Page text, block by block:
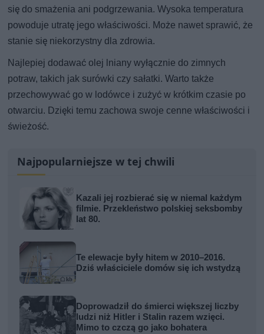
się do smażenia ani podgrzewania. Wysoka temperatura
powoduje utratę jego właściwości. Może nawet sprawić, że
stanie się niekorzystny dla zdrowia.
Najlepiej dodawać olej lniany wyłącznie do zimnych
potraw, takich jak surówki czy sałatki. Warto także
przechowywać go w lodówce i zużyć w krótkim czasie po
otwarciu. Dzięki temu zachowa swoje cenne właściwości i
świeżość.
Najpopularniejsze w tej chwili
Kazali jej rozbierać się w niemal każdym
filmie. Przekleństwo polskiej seksbomby
lat 80.
Te elewacje były hitem w 2010–2016.
Dziś właściciele domów się ich wstydzą
Doprowadził do śmierci większej liczby
ludzi niż Hitler i Stalin razem wzięci.
Mimo to czczą go jako bohatera